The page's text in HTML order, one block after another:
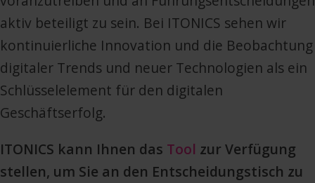
aktiv beteiligt zu sein. Bei ITONICS sehen wir
kontinuierliche Innovation und die Beobachtung
digitaler Trends und neuer Technologien als ein
Schlüsselelement für den digitalen
Geschäftserfolg.
ITONICS kann Ihnen das Tool zur Verfügung
stellen, um Sie an den Entscheidungstisch zu